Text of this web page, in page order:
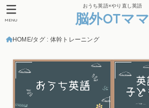
おうち英語×やり直し英語
脳外OTママ
MENU
HOME タグ : 体幹トレーニング